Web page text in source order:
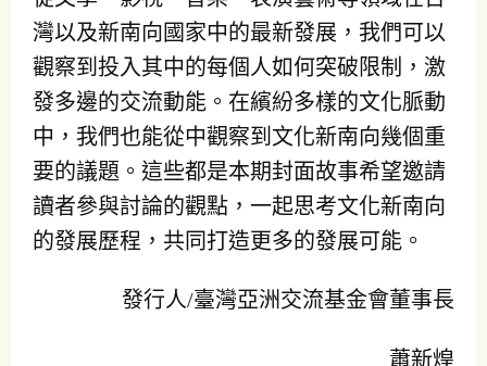
灣以及新南向國家中的最新發展，我們可以
觀察到投入其中的每個人如何突破限制，激
發多邊的交流動能。在繽紛多樣的文化脈動
中，我們也能從中觀察到文化新南向幾個重
要的議題。這些都是本期封面故事希望邀請
讀者參與討論的觀點，一起思考文化新南向
的發展歷程，共同打造更多的發展可能。
發行人/臺灣亞洲交流基金會董事長
蕭新煌